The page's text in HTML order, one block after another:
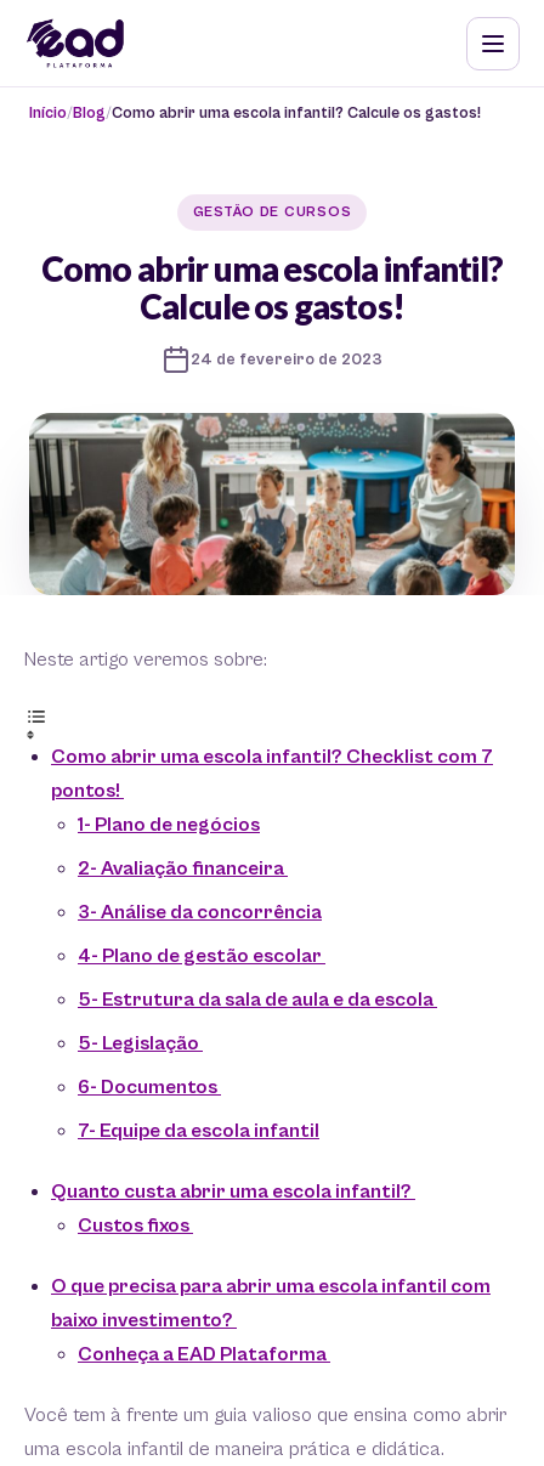
Início Blog Como abrir uma escola infantil? Calcule os gastos!
GESTÃO DE CURSOS
Como abrir uma escola infantil?
Calcule os gastos!
24 de fevereiro de 2023
Neste artigo veremos sobre:
Como abrir uma escola infantil? Checklist com 7
pontos!
1- Plano de negócios
2- Avaliação financeira
3- Análise da concorrência
4- Plano de gestão escolar
5- Estrutura da sala de aula e da escola
5- Legislação
6- Documentos
7- Equipe da escola infantil
Quanto custa abrir uma escola infantil?
Custos fixos
O que precisa para abrir uma escola infantil com
baixo investimento?
Conheça a EAD Plataforma
Você tem à frente um guia valioso que ensina como abrir
uma escola infantil de maneira prática e didática.